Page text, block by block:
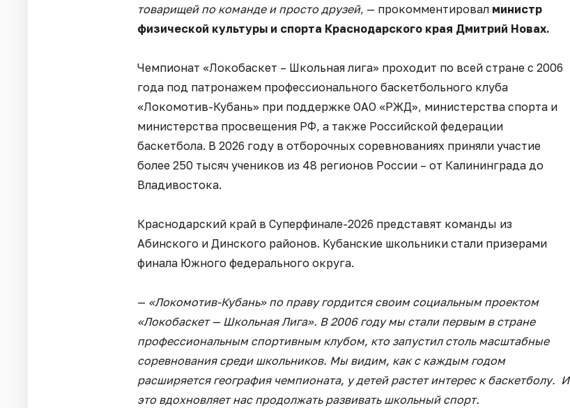
товарищей по команде и просто друзей, — прокомментировал министр
физической культуры и спорта Краснодарского края Дмитрий Новах.
Чемпионат «Локобаскет – Школьная лига» проходит по всей стране с 2006
года под патронажем профессионального баскетбольного клуба
«Локомотив-Кубань» при поддержке ОАО «РЖД», министерства спорта и
министерства просвещения РФ, а также Российской федерации
баскетбола. В 2026 году в отборочных соревнованиях приняли участие
более 250 тысяч учеников из 48 регионов России – от Калининграда до
Владивостока.
Краснодарский край в Суперфинале-2026 представят команды из
Абинского и Динского районов. Кубанские школьники стали призерами
финала Южного федерального округа.
— «Локомотив-Кубань» по праву гордится своим социальным проектом
«Локобаскет — Школьная Лига». В 2006 году мы стали первым в стране
профессиональным спортивным клубом, кто запустил столь масштабные
соревнования среди школьников. Мы видим, как с каждым годом
расширяется география чемпионата, у детей растет интерес к баскетболу. И
это вдохновляет нас продолжать развивать школьный спорт.